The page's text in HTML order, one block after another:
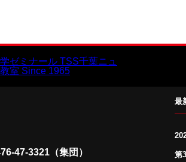
47-3321（集団）
最
第